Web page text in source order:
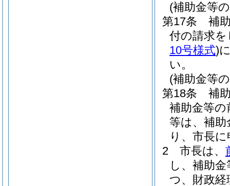
(補助金等
第17条
補
付の請求
10号様式)
い。
(補助金等
第18条
補
補助金等
等は、補助
り、市長
2
市長は、
し、補助
つ、財政